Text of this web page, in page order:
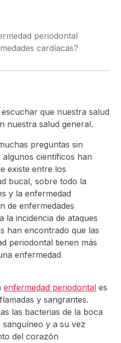
periodontal
cardíacas?
que nuestra salud
nuestra salud general.
preguntas sin
científicos han
existe entre los
bucal, sobre todo la
y la enfermedad
de enfermedades
la incidencia de ataques
han encontrado que las
periodontal tienen más
enfermedad
enfermedad periodontal es
y sangrantes.
las bacterias de la boca
y a su vez
del corazón